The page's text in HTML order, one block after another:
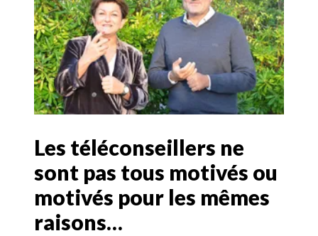
Les téléconseillers ne
sont pas tous motivés ou
motivés pour les mêmes
raisons…